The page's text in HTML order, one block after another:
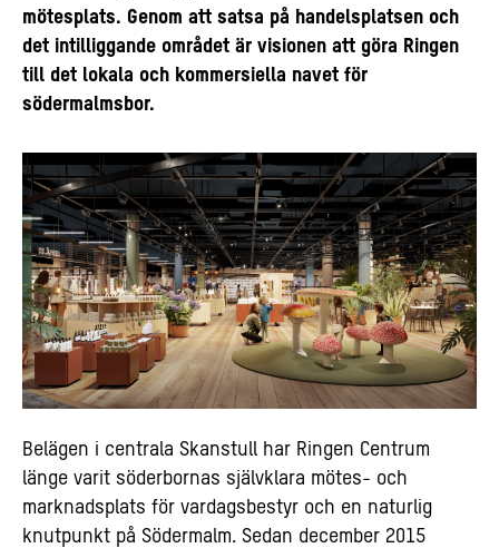
mötesplats. Genom att satsa på handelsplatsen och
det intilliggande området är visionen att göra Ringen
till det lokala och kommersiella navet för
södermalmsbor.
Belägen i centrala Skanstull har Ringen Centrum
länge varit söderbornas självklara mötes- och
marknadsplats för vardagsbestyr och en naturlig
knutpunkt på Södermalm. Sedan december 2015